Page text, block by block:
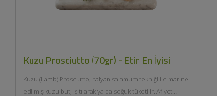
Kuzu Prosciutto (70gr) - Etin En İyisi
Kuzu (Lamb) Prosciutto, İtalyan salamura tekniği ile marine
edilmiş kuzu but, ısıtılarak ya da soğuk tüketilir. Afiyet